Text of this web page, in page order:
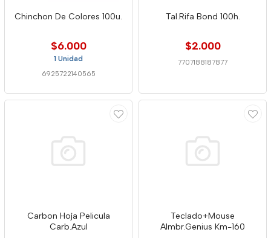
Chinchon De Colores 100u.
$6.000
1 Unidad
6925722140565
Tal.Rifa Bond 100h.
$2.000
7707188187877
Carbon Hoja Pelicula
Carb.Azul
Teclado+Mouse
Almbr.Genius Km-160